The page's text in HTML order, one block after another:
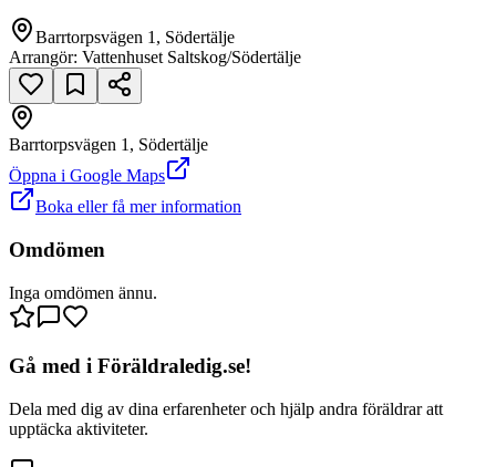
Barrtorpsvägen 1, Södertälje
Arrangör: Vattenhuset Saltskog/Södertälje
Barrtorpsvägen 1
Barrtorpsvägen 1, Södertälje
Öppna i Google Maps
Boka eller få mer information
Omdömen
Inga omdömen ännu.
Gå med i Föräldraledig.se!
Dela med dig av dina erfarenheter och hjälp andra föräldrar att
upptäcka aktiviteter.